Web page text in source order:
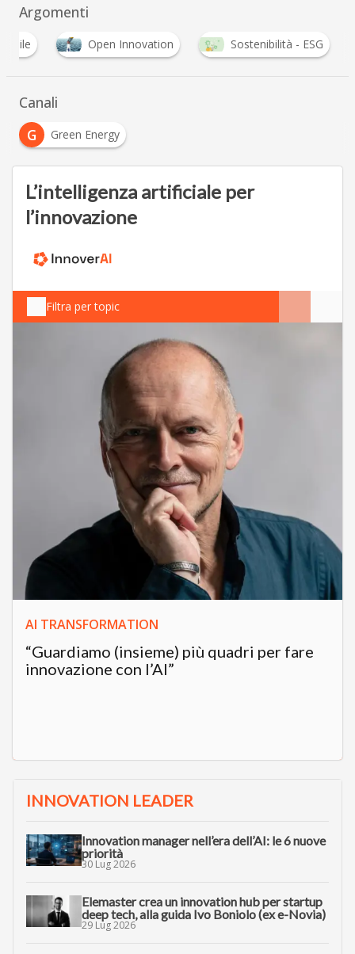
Argomenti
Open Innovation Sostenibilità - ESG
Canali
G
Green Energy
L’intelligenza artificiale per
l’innovazione
Filtra per topic
AI TRANSFORMATION
“Guardiamo (insieme) più quadri per fare
innovazione con l’AI”
INNOVATION LEADER
Innovation manager nell’era dell’AI: le 6 nuove
priorità
30 Lug 2026
Elemaster crea un innovation hub per startup
deep tech, alla guida Ivo Boniolo (ex e-Novia)
29 Lug 2026